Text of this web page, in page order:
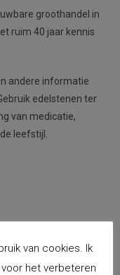
groothandel in
ruim 40 jaar kennis
andere informatie
edelstenen ter
van medicatie,
leefstijl.
van cookies. Ik
het verbeteren